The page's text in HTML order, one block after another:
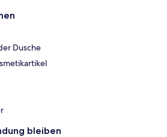
Dusche
bleiben